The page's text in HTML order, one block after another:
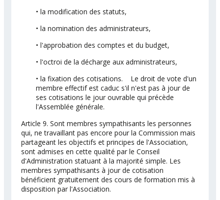
• la modification des statuts,
• la nomination des administrateurs,
• l'approbation des comptes et du budget,
• l'octroi de la décharge aux administrateurs,
• la fixation des cotisations. Le droit de vote d'un
membre effectif est caduc s'il n'est pas à jour de
ses cotisations le jour ouvrable qui précède
l'Assemblée générale.
Article 9. Sont membres sympathisants les personnes
qui, ne travaillant pas encore pour la Commission mais
partageant les objectifs et principes de l'Association,
sont admises en cette qualité par le Conseil
d'Administration statuant à la majorité simple. Les
membres sympathisants à jour de cotisation
bénéficient gratuitement des cours de formation mis à
disposition par l'Association.